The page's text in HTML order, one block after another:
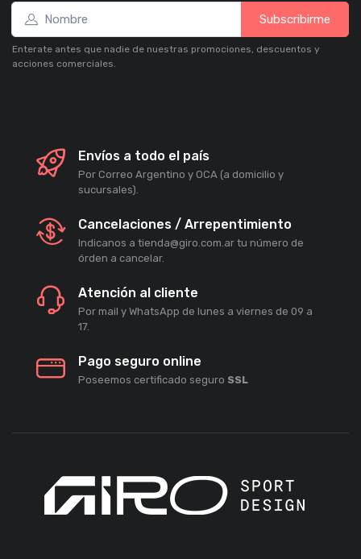
Subscribirme
Enterate antes que nadie de nuestras promociones, descuentos y
acciones comerciales.
Envíos a todo el país
Por Correo Argentino y OCA (a domicilio y
sucursales).
Cancelaciones / Arrepentimiento
Indicanos a tienda@giro.com.ar tu número de
órden a cancelar.
Atención al cliente
Por mail y WhatsApp de lunes a viernes de 09 a
17.
Pago seguro online
Poseemos certificado seguro SSL